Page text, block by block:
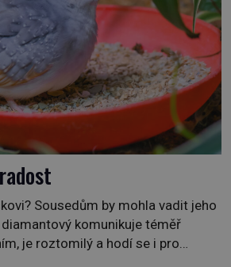
Sousedům by mohla vadit jeho
komunikuje téměř
je roztomilý a hodí se i pro